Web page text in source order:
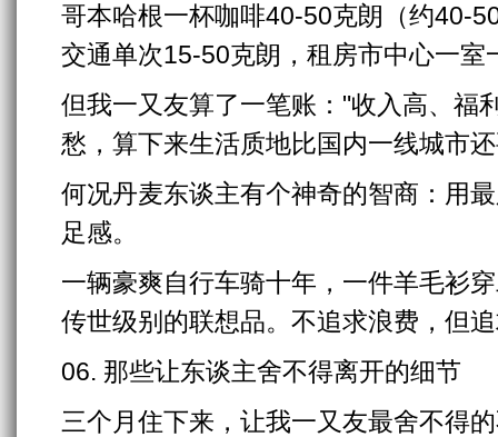
哥本哈根一杯咖啡40-50克朗（约40-
交通单次15-50克朗，租房市中心一室
但我一又友算了一笔账："收入高、福
愁，算下来生活质地比国内一线城市
何况丹麦东谈主有个神奇的智商：用
足感。
一辆豪爽自行车骑十年，一件羊毛衫
传世级别的联想品。不追求浪费，但
06. 那些让东谈主舍不得离开的细节
三个月住下来，让我一又友最舍不得